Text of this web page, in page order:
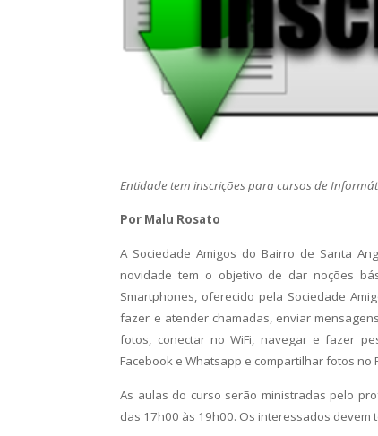
Entidade tem inscrições para cursos de
Por Malu Rosato
A Sociedade Amigos do Bairro de Santa
novidade tem o objetivo de dar noções
Smartphones, oferecido pela Sociedade
fazer e atender chamadas, enviar
fotos, conectar no WiFi, navegar e fazer
Facebook e Whatsapp e compartilhar fotos no
As aulas do curso serão ministradas pelo
das 17h00 às 19h00. Os interessados devem